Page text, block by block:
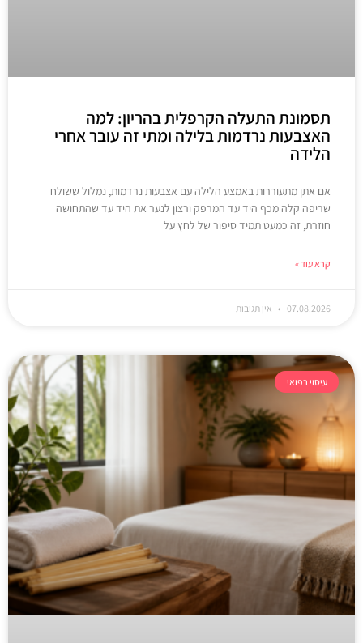
תסמונת התעלה הקרפלית בהריון: למה
האצבעות נרדמות בלילה ומתי זה עובר אחרי
הלידה
אם אתן מתעוררות באמצע הלילה עם אצבעות נרדמות, נמלול ששולח
שריפה קלה מכף היד עד המרפק ורצון לנער את היד עד שהתחושה
חוזרת, זה כמעט תמיד סיפור של לחץ על
קרא עוד »
07.08.2026 אין תגובות
עיסוי רפואי